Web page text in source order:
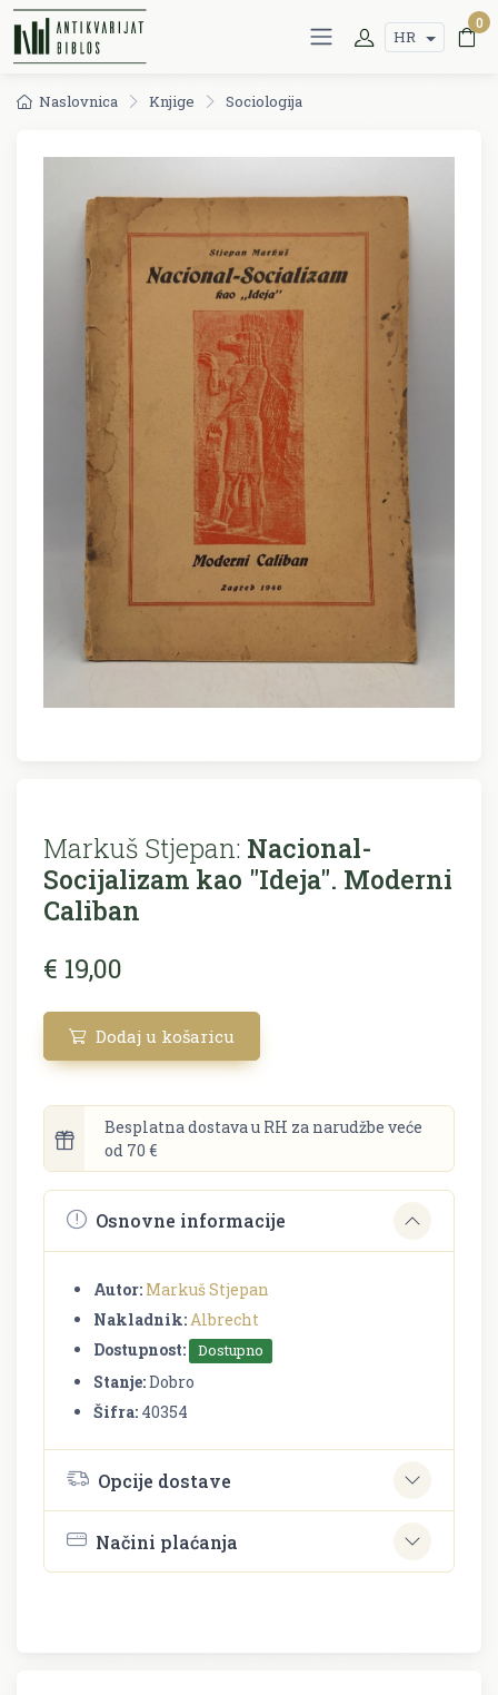
HR
0
Naslovnica Knjige Sociologija
Markuš Stjepan: Nacional-
Socijalizam kao "Ideja". Moderni
Caliban
€ 19,00
Dodaj u košaricu
Besplatna dostava u RH za narudžbe veće
od 70 €
Osnovne informacije
Autor: Markuš Stjepan
Nakladnik: Albrecht
Dostupnost:
Dostupno
Stanje:Dobro
Šifra: 40354
Opcije dostave
Načini plaćanja